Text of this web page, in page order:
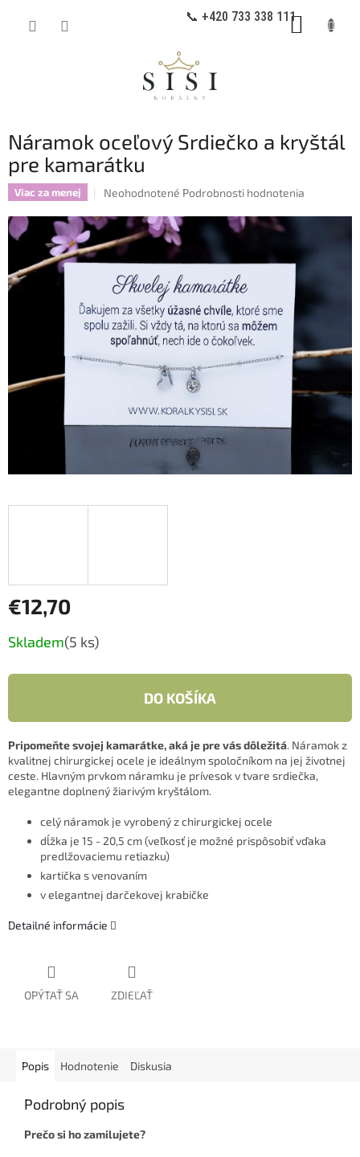
📞 +420 733 338 111
Náramok oceľový Srdiečko a kryštál
pre kamarátku
Viac za menej
Priemerné
produktu
je
0,0
z
hviezdičiek.
Neohodnotené Podrobnosti hodnotenia
€12,70
Jednotková
cena:
Skladem(5 ks)
DO KOŠÍKA
Pripomeňte svojej kamarátke, aká je pre vás dôležitá. Náramok z
kvalitnej chirurgickej ocele je ideálnym spoločníkom na jej životnej
ceste. Hlavným prvkom náramku je prívesok v tvare srdiečka,
elegantne doplnený žiarivým kryštálom.
celý náramok je vyrobený z chirurgickej ocele
dĺžka je 15 - 20,5 cm (veľkosť je možné prispôsobiť vďaka
predlžovaciemu retiazku)
kartička s venovaním
v elegantnej darčekovej krabičke
Detailné informácie
OPÝTAŤ SA ZDIEĽAŤ
Popis Hodnotenie Diskusia
Podrobný popis
Prečo si ho zamilujete?